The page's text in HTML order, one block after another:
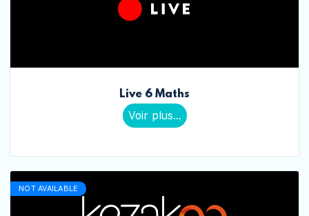
Live 6 Maths
Voir plus...
NOT AVAILABLE